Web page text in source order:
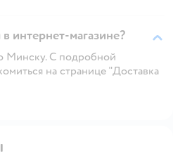
интернет-магазине?
Минску. С подробной
на странице "Доставка